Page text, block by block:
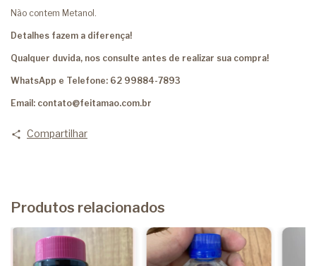
Não contem Metanol.
Detalhes fazem a diferença!
Qualquer duvida, nos consulte antes de realizar sua compra!
WhatsApp e Telefone: 62 99884-7893
Email: contato@feitamao.com.br
Compartilhar
Produtos relacionados